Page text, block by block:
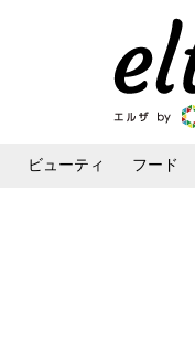
ビューティ フード